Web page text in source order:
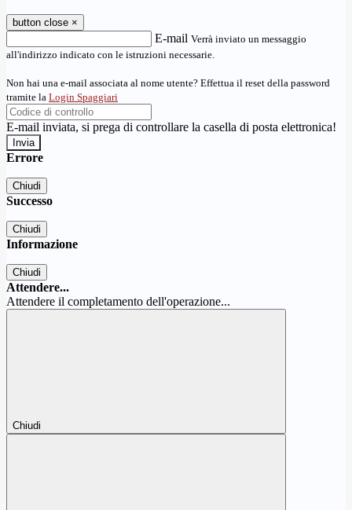
button close ×
E-mail Verrà inviato un messaggio
all'indirizzo indicato con le istruzioni necessarie.
Non hai una e-mail associata al nome utente? Effettua il reset della password
tramite la Login Spaggiari
E-mail inviata, si prega di controllare la casella di posta elettronica!
Errore
Chiudi
Successo
Chiudi
Informazione
Chiudi
Attendere...
Attendere il completamento dell'operazione...
Chiudi